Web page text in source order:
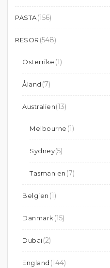
PASTA(156)
RESOR (548)
Österrike (1)
Åland (7)
Australien(13)
Melbourne (1)
Sydney(5)
Tasmanien (7)
Belgien (1)
Danmark (15)
Dubai(2)
England (144)